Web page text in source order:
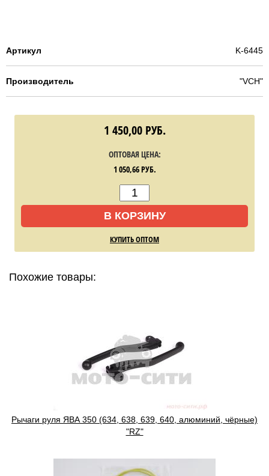
Артикул K-6445
Производитель "VCH"
1 450,00 РУБ.
ОПТОВАЯ ЦЕНА:
1 050,66РУБ.
В КОРЗИНУ
КУПИТЬ ОПТОМ
Похожие товары:
Рычаги руля ЯВА 350 (634, 638, 639, 640, алюминий, чёрные)
"RZ"